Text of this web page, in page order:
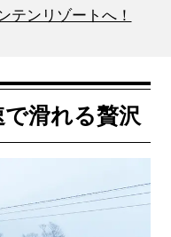
テンリゾートへ！
滑れる贅沢